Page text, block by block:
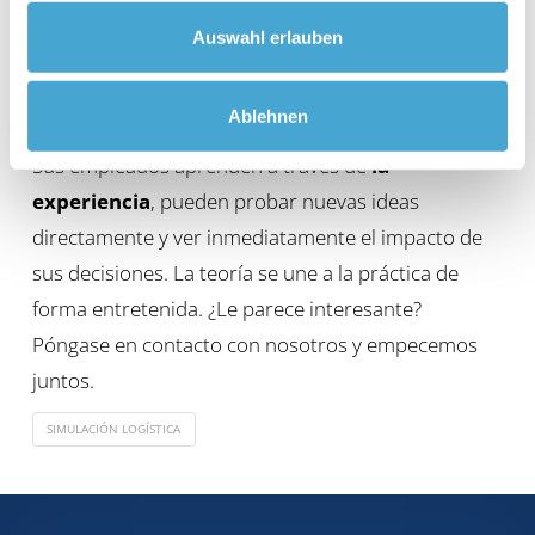
Auswahl erlauben
Ablehnen
de aire fresco a la producción! Ponte a prueba como
director y lidera proyectos de innovación con tu equipo.
¿Qué hacen especiales a los juegos de empresa?
Sus empleados aprenden a través dela
experiencia, pueden probar nuevas ideas
directamente y ver inmediatamente el impacto de
sus decisiones. La teoría se une a la práctica de
forma entretenida. ¿Le parece interesante?
Póngase en contacto con nosotros y empecemos
juntos.
SIMULACIÓN LOGÍSTICA